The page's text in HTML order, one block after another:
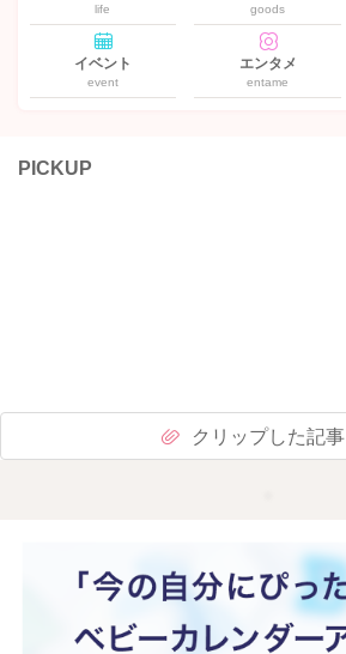
life goods
イベント
event
エンタメ
entame
PICKUP
クリップした記事